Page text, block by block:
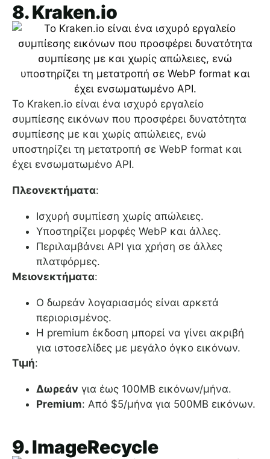
8. Kraken.io
Το Kraken.io είναι ένα ισχυρό εργαλείο
συμπίεσης εικόνων που προσφέρει δυνατότητα
συμπίεσης με και χωρίς απώλειες, ενώ
υποστηρίζει τη μετατροπή σε WebP format και
έχει ενσωματωμένο API.
Πλεονεκτήματα:
Ισχυρή συμπίεση χωρίς απώλειες.
Υποστηρίζει μορφές WebP και άλλες.
Περιλαμβάνει API για χρήση σε άλλες
πλατφόρμες.
Μειονεκτήματα:
Ο δωρεάν λογαριασμός είναι αρκετά
περιορισμένος.
Η premium έκδοση μπορεί να γίνει ακριβή
για ιστοσελίδες με μεγάλο όγκο εικόνων.
Τιμή:
Δωρεάν για έως 100MB εικόνων/μήνα.
Premium: Από $5/μήνα για 500MB εικόνων.
9. ImageRecycle